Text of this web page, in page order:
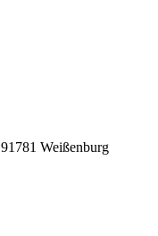
91781 Weißenburg